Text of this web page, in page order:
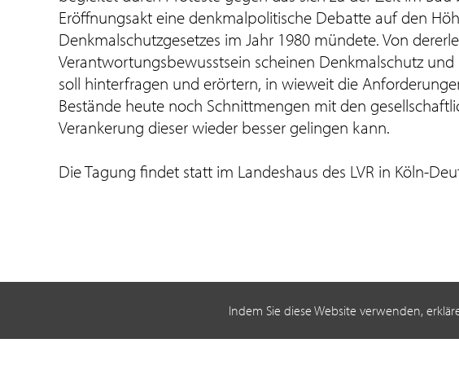
Indem Sie diese Website verwenden,
Eröffnungsakt eine denkmalpolitische Debatte auf den
Denkmalschutzgesetzes im Jahr 1980 mündete. Von
Verantwortungsbewusstsein scheinen Denkmalschutz
soll hinterfragen und erörtern, in wieweit die
Bestände heute noch Schnittmengen mit den
Verankerung dieser wieder besser gelingen kann.
Die Tagung findet statt im Landeshaus des LVR in Köln-